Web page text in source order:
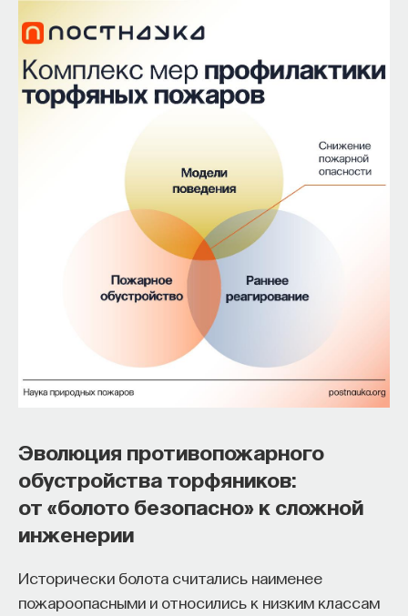
Эволюция противопожарного
обустройства торфяников:
от «болото безопасно» к сложной
инженерии
Исторически болота считались наименее
пожароопасными и относились к низким классам